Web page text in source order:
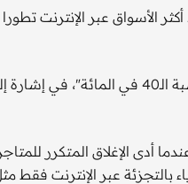
الأسواق عبر الإنترنت تطورا
يقول هول: "لما لا تسعى إلى تحقيق نسبة 60 في المائة تلك وتلعب فقط في
المتجدد بالمتاجر المادية انعكاسا ملحوظا عن عامي 2020 و2021، عندما
تجار الأزياء بالتجزئة عبر الإنترنت